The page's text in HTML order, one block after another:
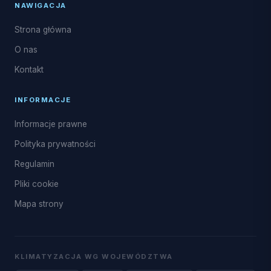
NAWIGACJA
Strona główna
O nas
Kontakt
INFORMACJE
Informacje prawne
Polityka prywatności
Regulamin
Pliki cookie
Mapa strony
KLIMATYZACJA WG WOJEWÓDZTWA